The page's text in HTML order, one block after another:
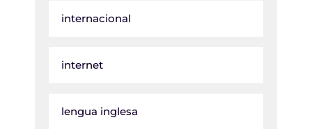
internacional
internet
lengua inglesa